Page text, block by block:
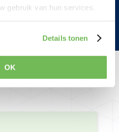
gebruik van hun services.
Details tonen
OK zeggen